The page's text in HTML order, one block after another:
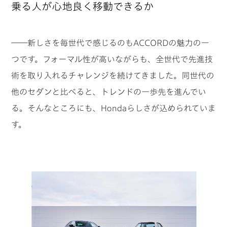
乗る人が心地良く移動できるか
――新しさを毎世代で感じるのもACCORDの魅力の一
つです。フォーマル性が高いながらも、全世代で先進技
術を取り入れるチャレンジを続けてきました。同世代の
他のセダンと比べると、トレンドの一歩先を進んでい
る。そんなところにも、Hondaらしさが込められていま
す。